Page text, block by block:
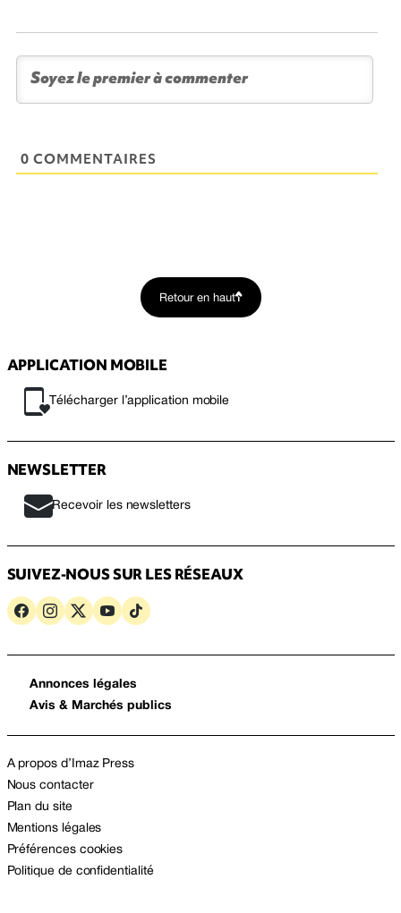
0 COMMENTAIRES
Retour en haut
APPLICATION MOBILE
Télécharger l’application mobile
NEWSLETTER
Recevoir les newsletters
SUIVEZ-NOUS SUR LES RÉSEAUX
Annonces légales
Avis & Marchés publics
A propos d’Imaz Press
Nous contacter
Plan du site
Mentions légales
Préférences cookies
Politique de confidentialité